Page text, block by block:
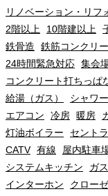
リノベーション・リフ
2階以上
10階建以上
鉄骨造
鉄筋コンクリ
24時間緊急対応 集会
コンクリート打ちっぱ
給湯（ガス）
シャワー
エアコン
冷房 暖房
灯油ボイラー
セント
CATV 有線 屋内駐車
システムキッチン
ガ
インターホン
クロー